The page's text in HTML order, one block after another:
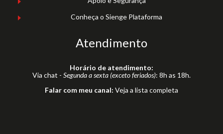
Conheça o Sienge Plataforma
Atendimento
Horário de atendimento:
Via chat - Segunda a sexta (exceto feriados): 8h as 18h.
Falar com meu canal: Veja a lista completa